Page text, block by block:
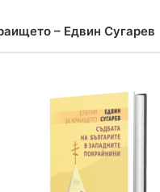
– Едвин Сугарев